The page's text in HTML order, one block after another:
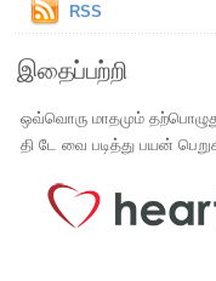
RSS
இதைப்பற்றி
ஒவ்வொரு மாதமும்
தி டே வை படித்து பயன்